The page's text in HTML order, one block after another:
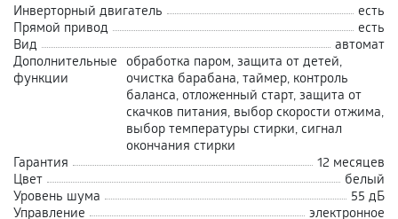
Инверторный двигатель
есть
Прямой привод
есть
Вид
автомат
Дополнительные
функции
обработка паром, защита от детей,
очистка барабана, таймер, контроль
баланса, отложенный старт, защита от
скачков питания, выбор скорости отжима,
выбор температуры стирки, сигнал
окончания стирки
Гарантия
12 месяцев
Цвет
белый
Уровень шума
55 дБ
Управление
электронное